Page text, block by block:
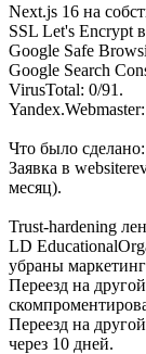
Next.js 16 на
SSL Let's Encrypt
Google Safe
Google Search
VirusTotal: 0/91.
Что было сделано:
Заявка в
месяц).
Trust-hardening
LD
убраны
Переезд на
Переезд на
через 10 дней.